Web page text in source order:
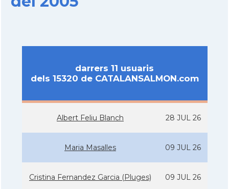
darrers 11 usuaris
dels 15320 de CATALANSALMON.com
Albert Feliu Blanch 28 JUL 26
Maria Masalles 09 JUL 26
Cristina Fernandez Garcia (Pluges) 09 JUL 26